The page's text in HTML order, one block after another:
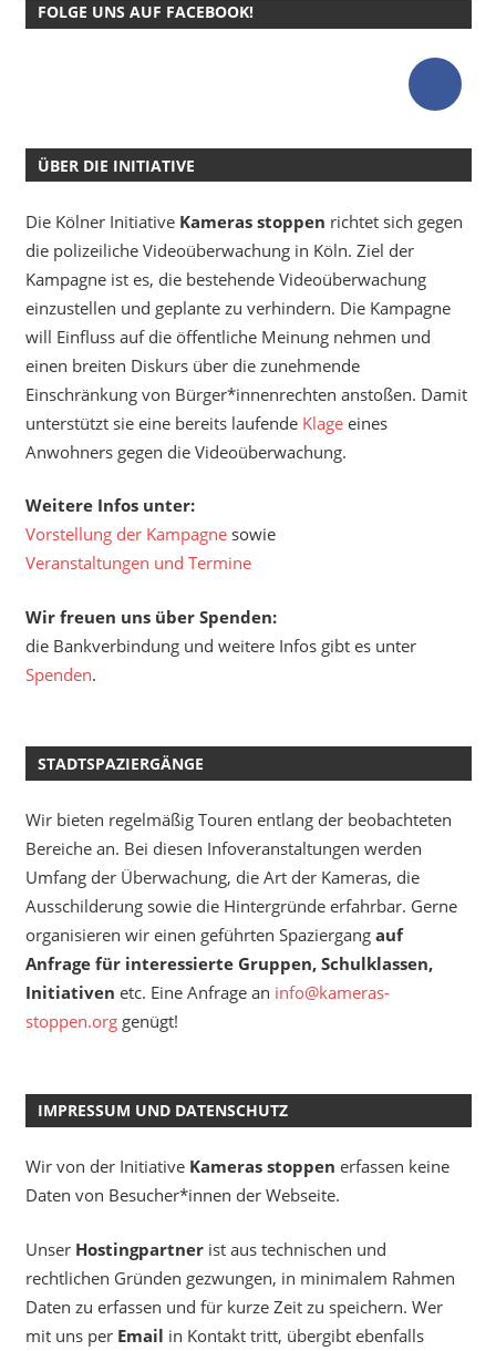
FOLGE UNS AUF FACEBOOK!
ÜBER DIE INITIATIVE
Die Kölner Initiative Kameras stoppen richtet sich gegen
die polizeiliche Videoüberwachung in Köln. Ziel der
Kampagne ist es, die bestehende Videoüberwachung
einzustellen und geplante zu verhindern. Die Kampagne
will Einfluss auf die öffentliche Meinung nehmen und
einen breiten Diskurs über die zunehmende
Einschränkung von Bürger*innenrechten anstoßen. Damit
unterstützt sie eine bereits laufende Klageeines
Anwohners gegen die Videoüberwachung.
Weitere Infos unter:
Vorstellung der Kampagne sowie
Veranstaltungen und Termine
Wir freuen uns über Spenden:
die Bankverbindung und weitere Infos gibt es unter
Spenden.
STADTSPAZIERGÄNGE
Wir bieten regelmäßig Touren entlang der beobachteten
Bereiche an. Bei diesen Infoveranstaltungen werden
Umfang der Überwachung, die Art der Kameras, die
Ausschilderung sowie die Hintergründe erfahrbar. Gerne
organisieren wir einen geführten Spaziergang auf
Anfrage für interessierte Gruppen, Schulklassen,
Initiativen etc. Eine Anfrage an info@kameras-
stoppen.orggenügt!
IMPRESSUM UND DATENSCHUTZ
Wir von der Initiative Kameras stoppen erfassen keine
Daten von Besucher*innen der Webseite.
Unser Hostingpartnerist aus technischen und
rechtlichen Gründen gezwungen, in minimalem Rahmen
Daten zu erfassen und für kurze Zeit zu speichern. Wer
mit uns per Email in Kontakt tritt, übergibt ebenfalls